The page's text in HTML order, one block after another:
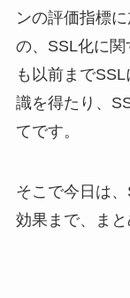
ンの評価指標
の、SSL化に
も以前まで
識を得たり、
てです。
そこで今日は
効果まで、まと